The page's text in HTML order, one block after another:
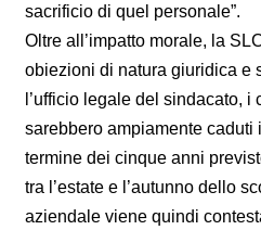
sacrificio di quel personale”.
Oltre all’impatto morale, la
obiezioni di natura giuridica e
l’ufficio legale del sindacato,
sarebbero ampiamente caduti
termine dei cinque anni
tra l’estate e l’autunno dello
aziendale viene quindi